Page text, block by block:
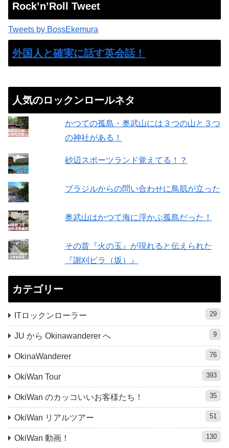
Rock’n’Roll Tweet
Tweets by BossEkemura
外国人と確実に話す英会話！
人気のロックンロールネタ
かつての孤島・奥武山には３つの山と３つ
の神社がある！
砂辺スポーツランド覚えてる！？
ブラジルからの問い合わせに鳥肌が立った
奥武山はかつて海に浮かぶ孤島だった！
その昔『火の玉』が現れると伝えられた
『謝刈ビラ（坂）』
カテゴリー
ITロックンローラー 29
JU から Okinawanderer へ 9
OkinaWanderer 76
OkiWan Tour 393
OkiWan のカッコいいお客様たち！ 35
OkiWan リアルツアー 51
OkiWan 動画！ 130